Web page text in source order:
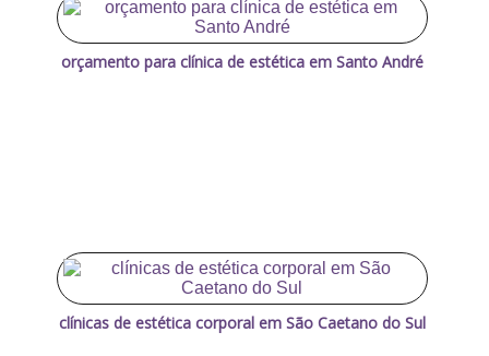
orçamento para clínica de estética em Santo André
clínicas de estética corporal em São Caetano do Sul